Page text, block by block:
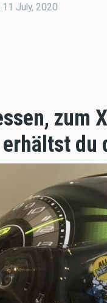
11 July, 2020
zum
du